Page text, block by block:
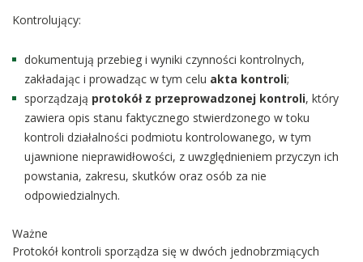
Kontrolujący:
dokumentują przebieg i wyniki czynności kontrolnych,
zakładając i prowadząc w tym celu akta kontroli;
sporządzają protokół z przeprowadzonej kontroli, który
zawiera opis stanu faktycznego stwierdzonego w toku
kontroli działalności podmiotu kontrolowanego, w tym
ujawnione nieprawidłowości, z uwzględnieniem przyczyn ich
powstania, zakresu, skutków oraz osób za nie
odpowiedzialnych.
Ważne
Protokół kontroli sporządza się w dwóch jednobrzmiących